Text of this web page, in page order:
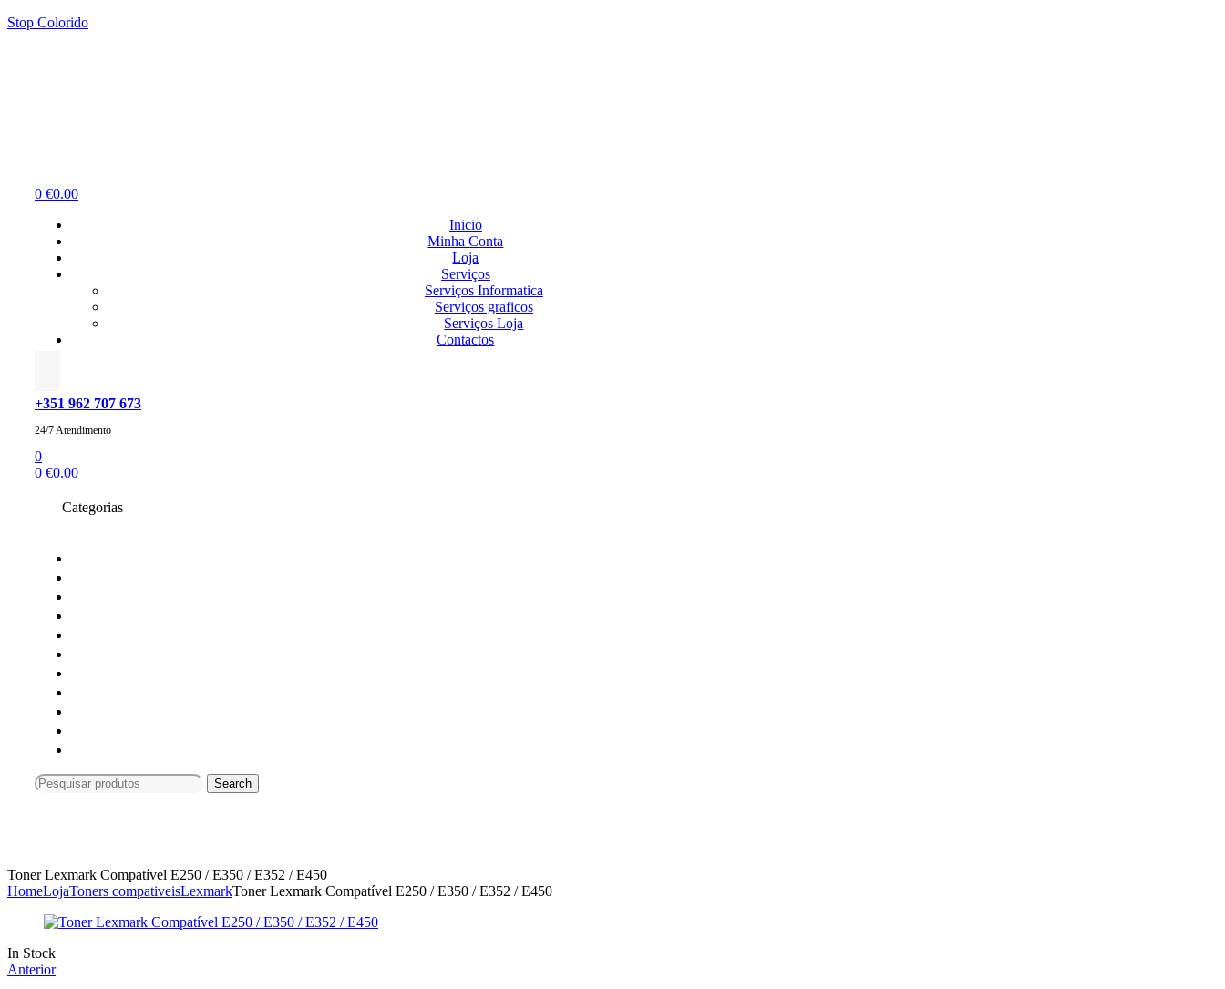
Stop Colorido
0 €0.00
Inicio
Minha Conta
Loja
Serviços
Serviços Informatica
Serviços graficos
Serviços Loja
Contactos
+351 962 707 673
24/7 Atendimento
0
0 €0.00
Categorias
Search
Search
Toner Lexmark Compatível E250 / E350 / E352 / E450
HomeLojaToners compativeisLexmarkToner Lexmark Compatível E250 / E350 / E352 / E450
Availability:
In Stock
Anterior